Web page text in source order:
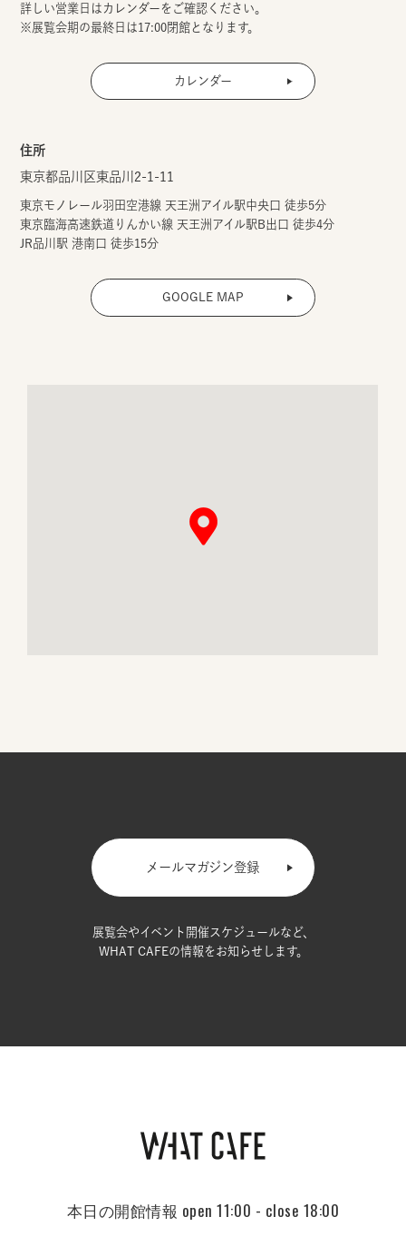
詳しい営業日はカレンダーをご確認ください。
※展覧会期の最終日は17:00閉館となります。
カレンダー
住所
東京都品川区東品川2-1-11
東京モノレール羽田空港線 天王洲アイル駅中央口 徒歩5分
東京臨海高速鉄道りんかい線 天王洲アイル駅B出口 徒歩4分
JR品川駅 港南口 徒歩15分
GOOGLE MAP
メールマガジン登録
展覧会やイベント開催スケジュールなど、
WHAT CAFEの情報をお知らせします。
本日の開館情報 open 11:00 - close 18:00